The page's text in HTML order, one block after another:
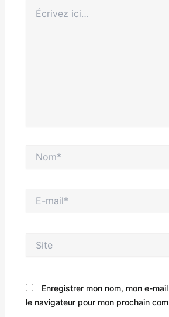
ici…
mail*
Enregistrer mon nom, mon e-
le navigateur pour mon prochain